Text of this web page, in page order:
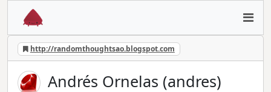
http://randomthoughtsao.blogspot.com
Andrés Ornelas (andres)